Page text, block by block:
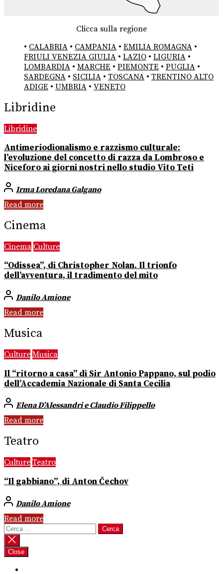
Clicca sulla regione
• CALABRIA • CAMPANIA • EMILIA ROMAGNA •
FRIULI VENEZIA GIULIA • LAZIO • LIGURIA •
LOMBARDIA • MARCHE • PIEMONTE • PUGLIA •
SARDEGNA • SICILIA • TOSCANA • TRENTINO ALTO
ADIGE • UMBRIA • VENETO
Libridine
Libridine
Antimeriodionalismo e razzismo culturale:
l’evoluzione del concetto di razza da Lombroso e
Niceforo ai giorni nostri nello studio Vito Teti
Irma Loredana Galgano
Read more
Cinema
Cinema Culture
“Odissea”, di Christopher Nolan. Il trionfo
dell’avventura, il tradimento del mito
Danilo Amione
Read more
Musica
Culture Musica
Il “ritorno a casa” di Sir Antonio Pappano, sul podio
dell’Accademia Nazionale di Santa Cecilia
Elena D’Alessandri e Claudio Filippello
Read more
Teatro
Culture Teatro
“Il gabbiano”, di Anton Čechov
Danilo Amione
Read more
Ricerca
per:
Close